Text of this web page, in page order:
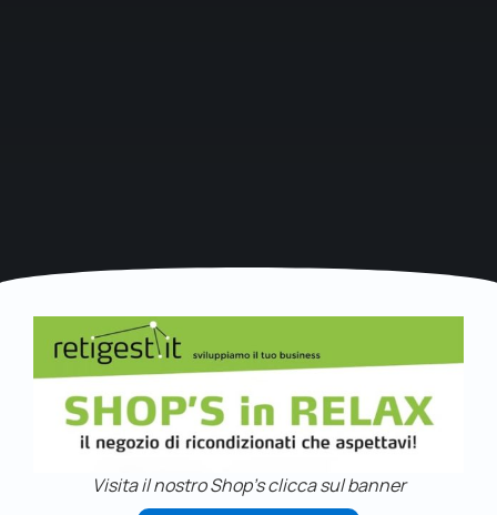
Visita il nostro Shop's clicca sul banner